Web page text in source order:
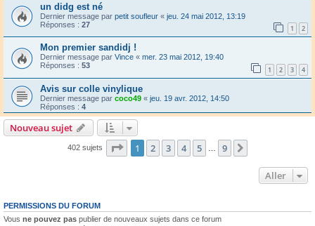
un didg est né
Dernier message par petit soufleur « jeu. 24 mai 2012, 13:19
Réponses : 27 1 2
Mon premier sandidj !
Dernier message par Vince « mer. 23 mai 2012, 19:40
Réponses : 53 1 2 3 4
Avis sur colle vinylique
Dernier message par coco49 « jeu. 19 avr. 2012, 14:50
Réponses : 4
Nouveau sujet
402 sujets Page 1sur9
1 2 3 4 5 9
Aller
PERMISSIONS DU FORUM
Vous ne pouvez pas publier de nouveaux sujets dans ce forum